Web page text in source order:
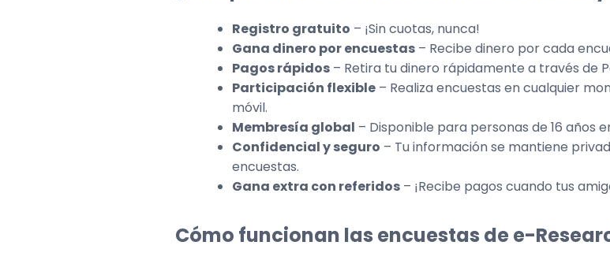
Registro gratuito – ¡Sin cuotas, nunca!
Gana dinero por encuestas– Recibe dinero por cada
Pagos rápidos– Retira tu dinero rápidamente a través de
Participación flexible– Realiza encuestas en cualquier
móvil.
Membresía global – Disponible para personas de 16 años
Confidencial y seguro – Tu información se mantiene
encuestas.
Gana extra con referidos– ¡Recibe pagos cuando tus
Cómo funcionan las encuestas de e-